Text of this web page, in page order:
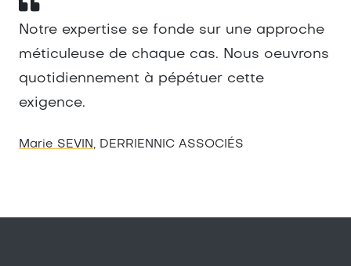
Notre expertise se fonde sur une approche
méticuleuse de chaque cas. Nous oeuvrons
quotidiennement à pépétuer cette
exigence.
Marie SEVIN, DERRIENNIC ASSOCIÉS